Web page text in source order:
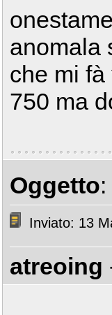
anomala
che mi
750 ma
Oggetto
Inviato: 13
atreoing